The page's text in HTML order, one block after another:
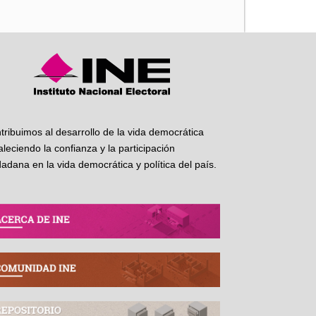
al desarrollo de la vida democrática
la confianza y la participación
en la vida democrática y política del país.